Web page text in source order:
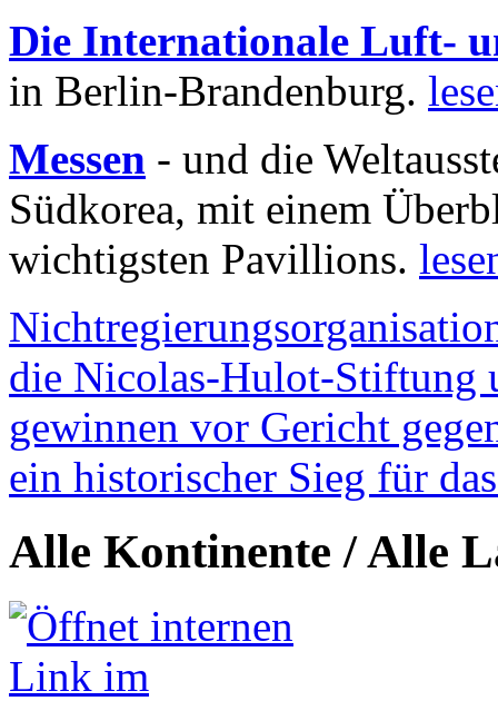
Die Internationale Luft-
in Berlin-Brandenburg.
Messen - und die
Südkorea, mit einem
wichtigsten Pavillions.
die Nicolas-Hulot-Stiftung
gewinnen vor Gericht
ein historischer Sieg für
Alle Kontinente / Alle